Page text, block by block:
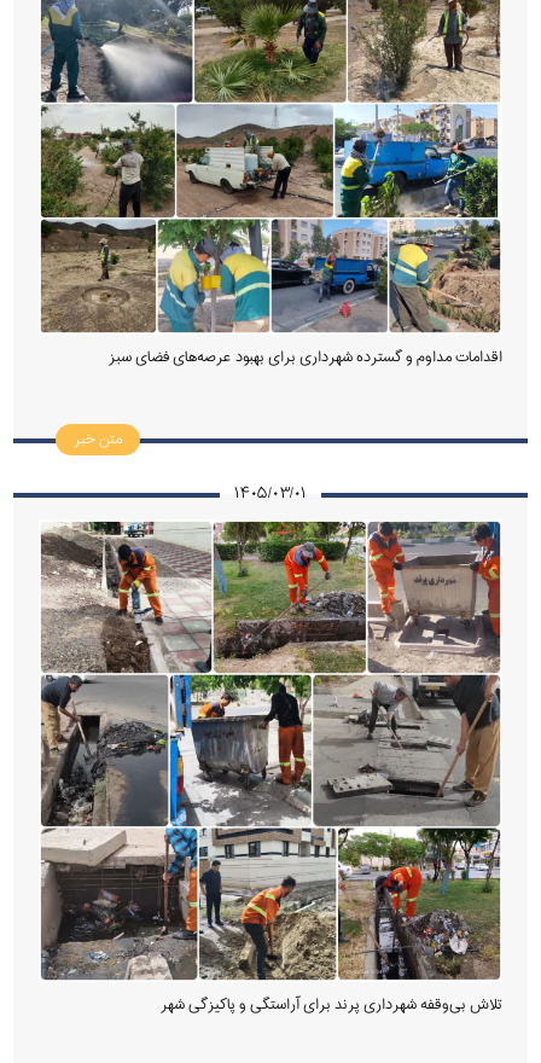
اقدامات مداوم و گسترده شهرداری برای بهبود عرصه‌های فضای سبز
متن خبر
۱۴۰۵/۰۳/۰۱
تلاش بی‌وقفه شهرداری پرند برای آراستگی و پاکیزگی شهر